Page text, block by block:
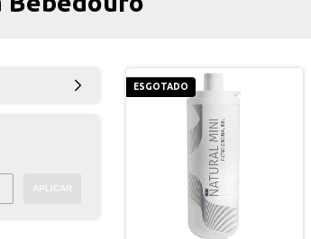
APLICAR
ESGOTADO